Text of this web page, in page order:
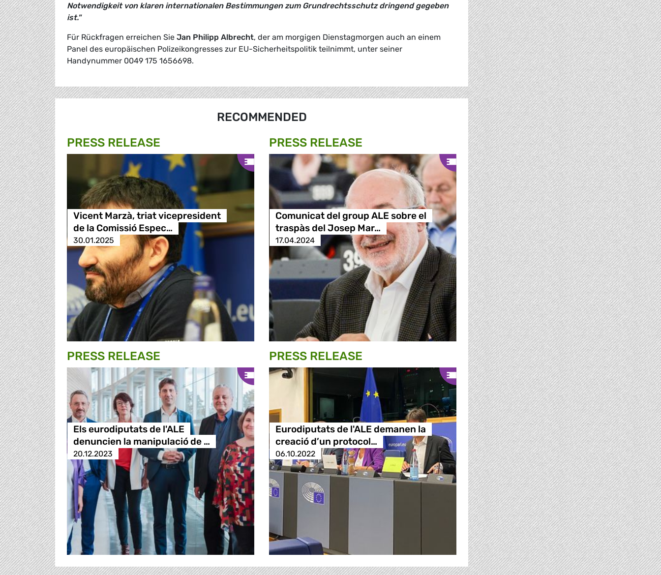
Notwendigkeit von klaren internationalen Bestimmungen zum Grundrechtsschutz dringend gegeben
ist."
Für Rückfragen erreichen Sie Jan Philipp Albrecht, der am morgigen Dienstagmorgen auch an einem
Panel des europäischen Polizeikongresses zur EU-Sicherheitspolitik teilnimmt, unter seiner
Handynummer 0049 175 1656698.
RECOMMENDED
PRESS RELEASE
Vicent Marzà, triat vicepresident
de la Comissió Espec…
30.01.2025
PRESS RELEASE
Comunicat del group ALE sobre el
traspàs del Josep Mar…
17.04.2024
PRESS RELEASE
Els eurodiputats de l'ALE
denuncien la manipulació de …
20.12.2023
PRESS RELEASE
Eurodiputats de l'ALE demanen la
creació d’un protocol…
06.10.2022